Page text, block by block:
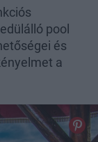
pool
és
a